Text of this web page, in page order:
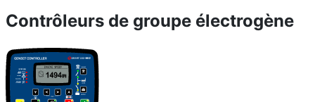
Contrôleurs de groupe électrogène